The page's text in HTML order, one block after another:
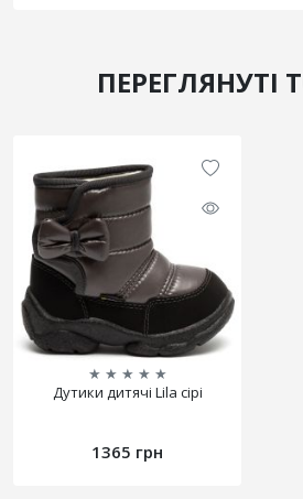
ПЕРЕГЛЯНУТІ
★ ★ ★ ★ ★
Дутики дитячі Lila сірі
1365 грн